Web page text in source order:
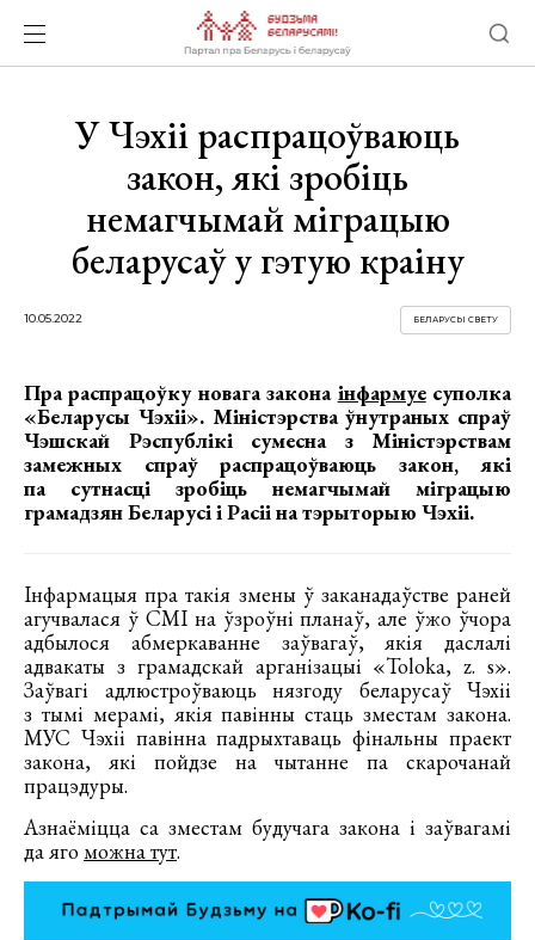
У Чэхіі распрацоўваюць
закон, які зробіць
немагчымай міграцыю
беларусаў у гэтую краіну
10.05.2022 БЕЛАРУСЫ СВЕТУ
Пра распрацоўку новага закона інфармуесуполка
«Беларусы Чэхіі». Міністэрства ўнутраных спраў
Чэшскай Рэспублікі сумесна з Міністэрствам
замежных спраў распрацоўваюць закон, які
па сутнасці зробіць немагчымай міграцыю
грамадзян Беларусі і Расіі на тэрыторыю Чэхіі.
Інфармацыя пра такія змены ў заканадаўстве раней
агучвалася ў СМІ на ўзроўні планаў, але ўжо ўчора
адбылося абмеркаванне заўвагаў, якія даслалі
адвакаты з грамадскай арганізацыі «Toloka, z. s».
Заўвагі адлюстроўваюць нязгоду беларусаў Чэхіі
з тымі мерамі, якія павінны стаць зместам закона.
МУС Чэхіі павінна падрыхтаваць фінальны праект
закона, які пойдзе на чытанне па скарочанай
працэдуры.
Азнаёміцца са зместам будучага закона і заўвагамі
да ягоможна тут.